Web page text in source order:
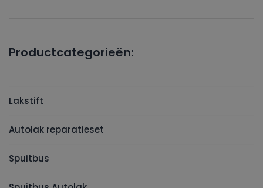
Productcategorieën:
Lakstift
Autolak reparatieset
Spuitbus